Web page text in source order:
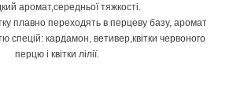
аромат,середньої тяжкості.
плавно переходять в перцеву базу, аромат
спецій: кардамон, ветивер,квітки червоного
перцю і квітки лілії.